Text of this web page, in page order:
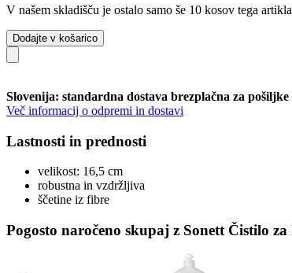
V našem skladišču je ostalo samo še 10 kosov tega
Dodajte v košarico
Slovenija: standardna dostava brezplačna za pošiljke
Več informacij o odpremi in dostavi
Lastnosti in prednosti
velikost: 16,5 cm
robustna in vzdržljiva
ščetine iz fibre
Pogosto naročeno skupaj z Sonett Čistilo